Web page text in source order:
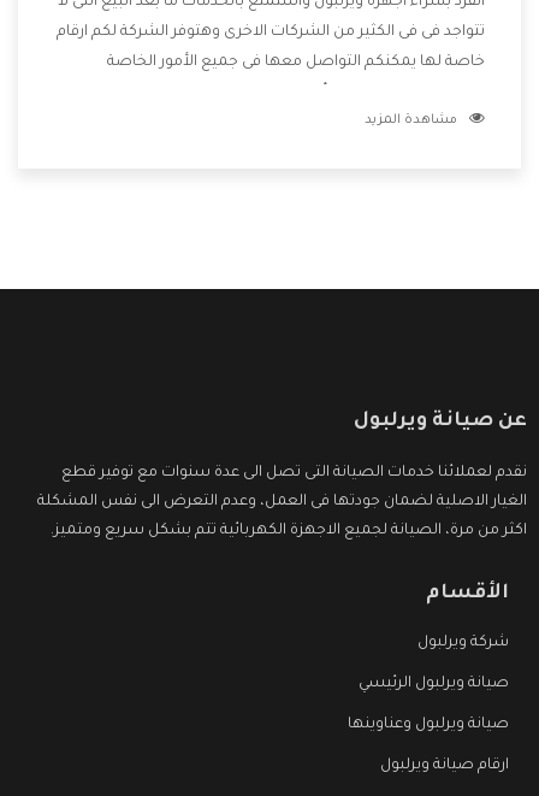
تتواجد فى فى الكثير من الشركات الاخرى وهتوفر الشركة لكم ارقام
خاصة لها يمكنكم التواصل معها فى جميع الأمور الخاصة
من خلال العروض والخصومات التى تتقدم لكم .
مشاهدة المزيد
عن صيانة ويرلبول
نقدم لعملائنا خدمات الصيانة التى تصل الى عدة سنوات مع توفير قطع
الغيار الاصلية لضمان جودتها فى العمل، وعدم التعرض الى نفس المشكلة
اكثر من مرة، الصيانة لجميع الاجهزة الكهربائية تتم بشكل سريع ومتميز.
الأقسام
شركة ويرلبول
صيانة ويرلبول الرئيسي
صيانة ويرلبول وعناوينها
ارقام صيانة ويرلبول